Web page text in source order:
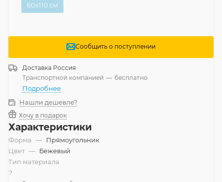
60x110 см
Сообщить о поступлении
Доставка Россия
Транспортной компанией — бесплатно
Подробнее
Нашли дешевле?
Хочу в подарок
Характеристики
Форма — Прямоугольник
Цвет — Бежевый
Тип материала
?